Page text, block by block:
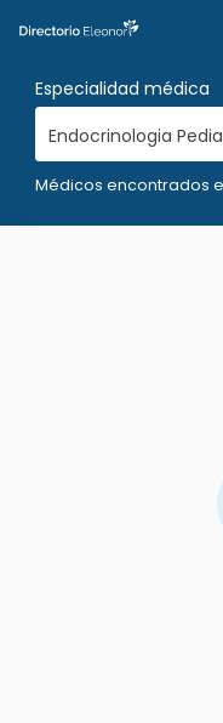
Especialidad médica
Endocrinologia
Médicos encontrados